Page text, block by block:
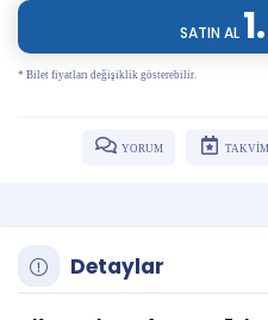
SATIN AL
* Bilet fiyatları değişiklik gösterebilir.
YORUM
Detaylar